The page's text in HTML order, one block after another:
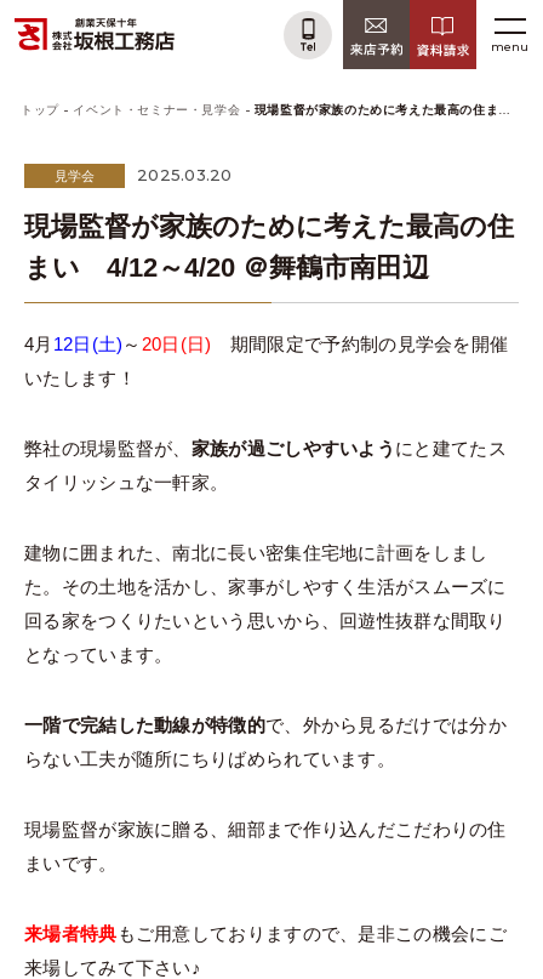
menu
トップ イベント・セミナー・見学会 現場監督が家族のために考えた最高の住まい 4/12～4/20 ＠舞鶴市南田辺
見学会 2025.03.20
現場監督が家族のために考えた最高の住
まい 4/12～4/20 ＠舞鶴市南田辺
4月 12日(土) ～ 20日(日) 期間限定で予約制の見学会を開催
いたします！
弊社の現場監督が、 家族が過ごしやすいよう にと建てたス
タイリッシュな一軒家。
建物に囲まれた、南北に長い密集住宅地に計画をしまし
た。その土地を活かし、家事がしやすく生活がスムーズに
回る家をつくりたいという思いから、回遊性抜群な間取り
となっています。
一階で完結した動線が特徴的で、外から見るだけでは分か
らない工夫が随所にちりばめられています。
現場監督が家族に贈る、細部まで作り込んだこだわりの住
まいです。
来場者特典もご用意しておりますので、是非この機会にご
来場してみて下さい♪